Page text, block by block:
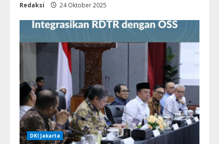
Redaksi 24 Oktober 2025
DKI Jakarta